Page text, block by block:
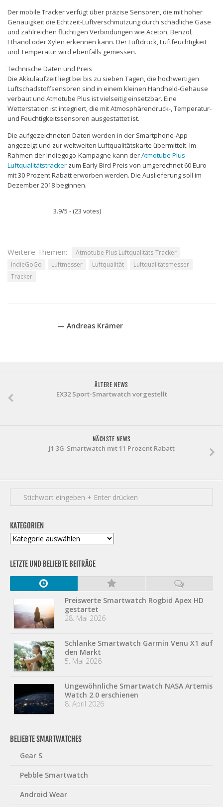
Der mobile Tracker verfügt über präzise Sensoren, die mit hoher
Genauigkeit die Echtzeit-Luftverschmutzung durch schädliche Gase
und zahlreichen flüchtigen Verbindungen wie Aceton, Benzol,
Ethanol oder Xylen erkennen kann. Der Luftdruck, Luftfeuchtigkeit
und Temperatur wird ebenfalls gemessen.
Technische Daten und Preis
Die Akkulaufzeit liegt bei bis zu sieben Tagen, die hochwertigen
Luftschadstoffsensoren sind in einem kleinen Handheld-Gehäuse
verbaut und Atmotube Plus ist vielseitig einsetzbar. Eine
Wetterstation ist integriert, die mit Atmosphärendruck-, Temperatur-
und Feuchtigkeitssensoren ausgestattet ist.
Die aufgezeichneten Daten werden in der Smartphone-App
angezeigt und zur weltweiten Luftqualitätskarte übermittelt. Im
Rahmen der Indiegogo-Kampagne kann derAtmotube Plus
Luftqualitätstracker zum Early Bird Preis von umgerechnet 60 Euro
mit 30 Prozent Rabatt erworben werden. Die Auslieferung soll im
Dezember 2018 beginnen.
3.9/5 - (23 votes)
Weitere Themen:
Atmotube Plus Luftqualitäts-Tracker
IndieGoGo
Luftmesser Luftqualität
Luftqualitätsmesser
Tracker
— Andreas Krämer
ÄLTERE NEWS
EX32 Sport-Smartwatch vorgestellt
NÄCHSTE NEWS
J1 3G-Smartwatch mit 11 Prozent Rabatt
KATEGORIEN
Kategorien
LETZTE UND BELIEBTE BEITRÄGE
Preiswerte Smartwatch Rogbid Apex HD
gestartet
28. Mai 2026
Schlanke Smartwatch Garmin Venu X1 auf
den Markt
5. Mai 2026
Ungewöhnliche Smartwatch NASA Artemis
Watch 2.0 erschienen
8. April 2026
BELIEBTE SMARTWATCHES
Gear S
Pebble Smartwatch
Android Wear